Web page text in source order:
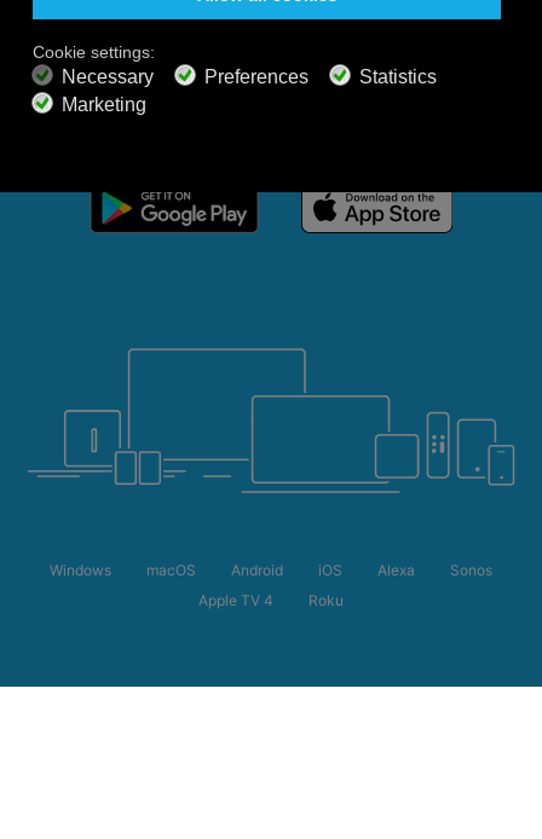
une musique sélectionnée, des sons de la nature et
une ambiance relaxante, concentrez-vous, détendez-
vous, méditez ou plongez dans un sommeil profond
en toute simplicité.
Windows macOS Android iOS Alexa
Sonos
Apple TV 4
Roku